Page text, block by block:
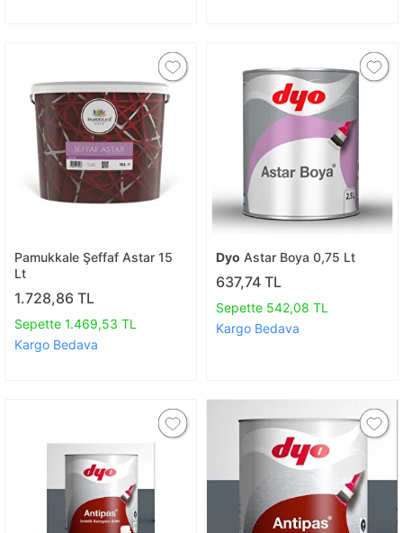
Pamukkale Şeffaf Astar 15
Lt
1.728,86 TL
Sepette 1.469,53 TL
Kargo Bedava
Dyo Astar Boya 0,75 Lt
637,74 TL
Sepette 542,08 TL
Kargo Bedava